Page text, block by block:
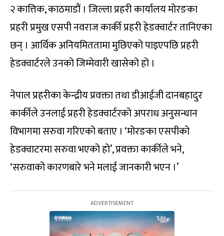
२ कात्तिक, काठमाडौं । जिल्ला प्रहरी कार्यालय मोरङका
प्रहरी प्रमुख एसपी नवराज कार्की प्रहरी हेडक्वार्टर तानिएका
छन् । आर्थिक अनियमिततामा मुछिएको पाइएपछि प्रहरी
हेडक्वार्टरले उनको जिम्मेवारी खासेको हो ।
नेपाल प्रहरीका केन्द्रीय प्रवक्ता तथा डीआईजी दानबहादुर
कार्कीले उनलाई प्रहरी हेडक्वार्टरको अपराध अनुसन्धान
विभागमा सरुवा गरिएको बताए । ‘मोरङका एसपीको
हेडक्वाटरमा सरुवा भएको हो’, प्रवक्ता कार्कीले भने,
‘सरुवाको कारणबारे भने मलाई जानकारी भएन ।’